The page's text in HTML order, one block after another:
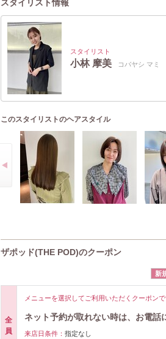
スタイリスト情報
スタイリスト
小林 摩美 コバヤシ マミ
このスタイリストのヘアスタイル
ザポッド(THE POD)のクーポン
新
全
員
メニューを選択してご利用いただくクーポン
ネット予約が取れない時は、お電話
来店日条件： 指定なし